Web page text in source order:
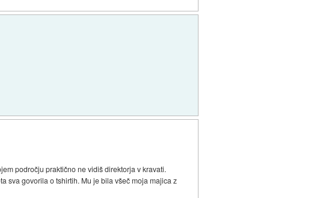
področju praktično ne vidiš direktorja v kravati.
sva govorila o tshirtih. Mu je bila všeč moja majica z